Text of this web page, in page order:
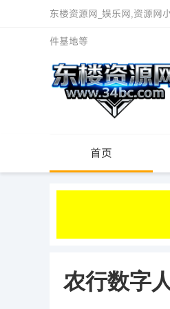
东楼资源网_娱乐网,资源网
件基地等
首页
农行数字